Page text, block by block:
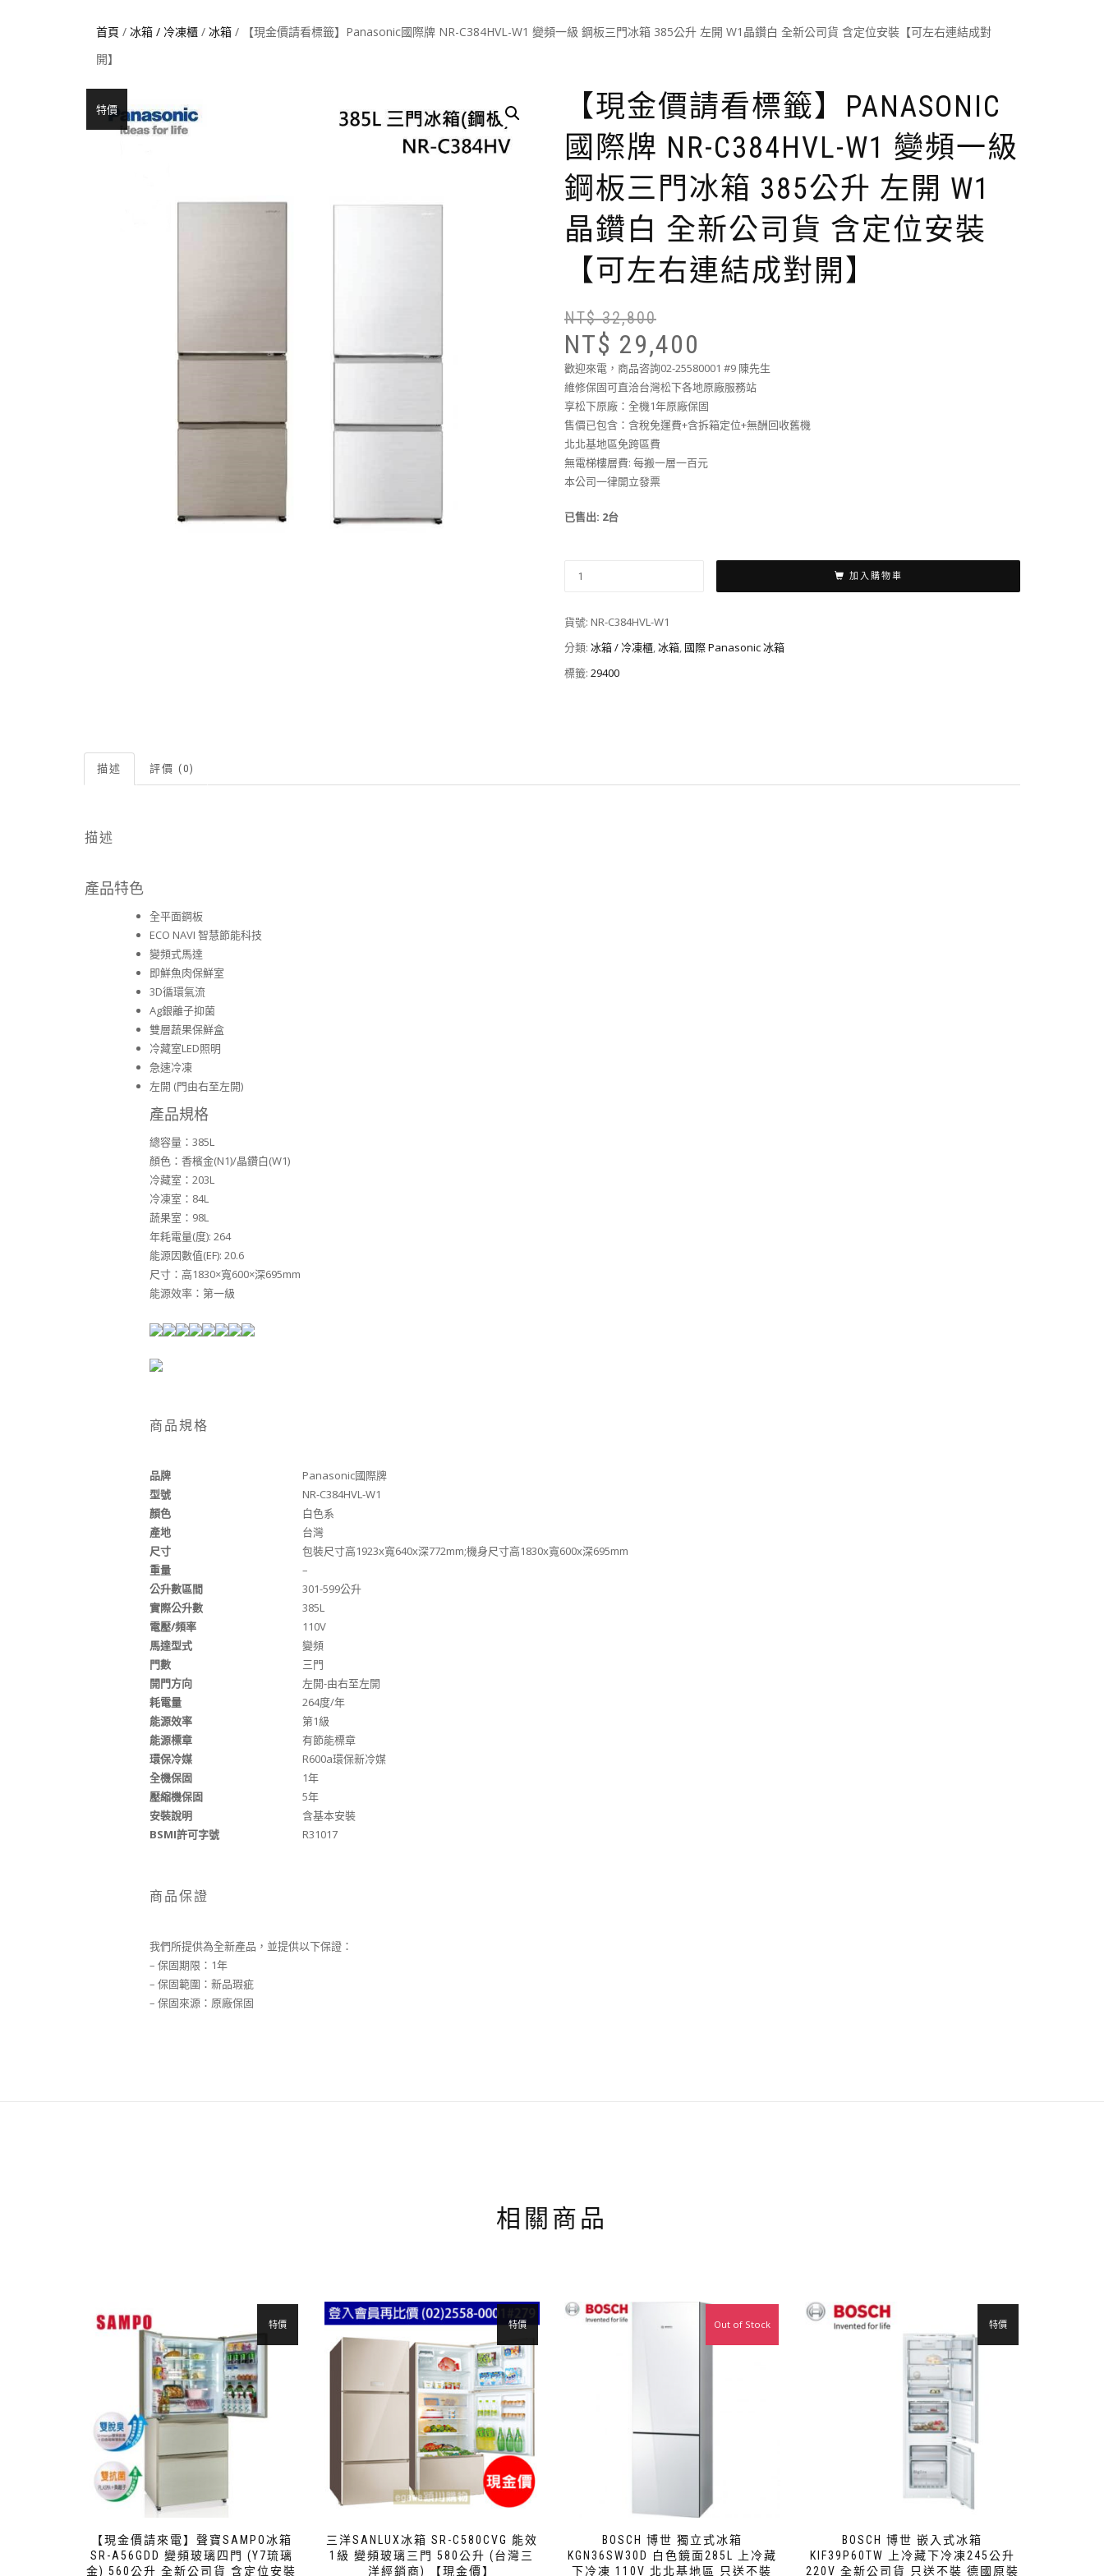
首頁 / 冰箱 / 冷凍櫃 / 冰箱 / 【現金價請看標籤】Panasonic國際牌 NR-C384HVL-W1 變頻一級 鋼板三門冰箱 385公升 左開 W1晶鑽白 全新公司貨 含定位安裝【可左右連結成對
開】
特價
【現金價請看標籤】PANASONIC
國際牌 NR-C384HVL-W1 變頻一級
鋼板三門冰箱 385公升 左開 W1
晶鑽白 全新公司貨 含定位安裝
【可左右連結成對開】
NT$32,800
NT$ 29,400
歡迎來電，商品咨詢02-25580001 #9 陳先生
維修保固可直洽台灣松下各地原廠服務站
享松下原廠：全機1年原廠保固
售價已包含：含稅免運費+含拆箱定位+無酬回收舊機
北北基地區免跨區費
無電梯樓層費: 每搬一層一百元
本公司一律開立發票
已售出: 2台
加入購物車
貨號: NR-C384HVL-W1
分類: 冰箱 / 冷凍櫃,冰箱, 國際 Panasonic 冰箱
標籤: 29400
描述 評價 (0)
描述
產品特色
全平面鋼板
ECO NAVI 智慧節能科技
變頻式馬達
即鮮魚肉保鮮室
3D循環氣流
Ag銀離子抑菌
雙層蔬果保鮮盒
冷藏室LED照明
急速冷凍
左開 (門由右至左開)
產品規格
總容量：385L
顏色：香檳金(N1)/晶鑽白(W1)
冷藏室：203L
冷凍室：84L
蔬果室：98L
年耗電量(度): 264
能源因數值(EF): 20.6
尺寸：高1830×寬600×深695mm
能源效率：第一級
商品規格
品牌
Panasonic國際牌
型號
NR-C384HVL-W1
顏色
白色系
產地
台灣
尺寸
包裝尺寸高1923x寬640x深772mm;機身尺寸高1830x寬600x深695mm
重量
–
公升數區間
301-599公升
實際公升數
385L
電壓/頻率
110V
馬達型式
變頻
門數
三門
開門方向
左開-由右至左開
耗電量
264度/年
能源效率
第1級
能源標章
有節能標章
環保冷媒
R600a環保新冷媒
全機保固
1年
壓縮機保固
5年
安裝說明
含基本安裝
BSMI許可字號
R31017
商品保證
我們所提供為全新產品，並提供以下保證：
– 保固期限：1年
– 保固範圍：新品瑕疵
– 保固來源：原廠保固
相關商品
【現金價請來電】聲寶SAMPO冰箱
SR-A56GDD 變頻玻璃四門 (Y7琉璃
金) 560公升 全新公司貨 含定位安裝
特價
三洋SANLUX冰箱 SR-C580CVG 能效
1級 變頻玻璃三門 580公升 (台灣三
洋經銷商) 【現金價】
特價
BOSCH 博世 獨立式冰箱
KGN36SW30D 白色鏡面285L 上冷藏
下冷凍 110V 北北基地區 只送不裝
特價
Out of Stock
BOSCH 博世 嵌入式冰箱
KIF39P60TW 上冷藏下冷凍245公升
220V 全新公司貨 只送不裝 德國原裝
特價